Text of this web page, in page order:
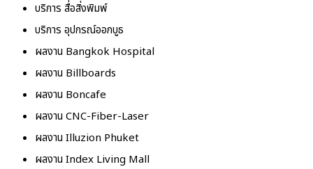
บริการ สื่อสิ่งพิมพ์
บริการ อุปกรณ์ออกบูธ
ผลงาน Bangkok Hospital
ผลงาน Billboards
ผลงาน Boncafe
ผลงาน CNC-Fiber-Laser
ผลงาน Illuzion Phuket
ผลงาน Index Living Mall